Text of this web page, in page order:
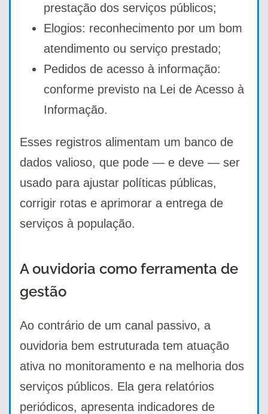
prestação dos serviços públicos;
Elogios: reconhecimento por um bom
atendimento ou serviço prestado;
Pedidos de acesso à informação:
conforme previsto na Lei de Acesso à
Informação.
Esses registros alimentam um banco de
dados valioso, que pode — e deve — ser
usado para ajustar políticas públicas,
corrigir rotas e aprimorar a entrega de
serviços à população.
A ouvidoria como ferramenta de
gestão
Ao contrário de um canal passivo, a
ouvidoria bem estruturada tem atuação
ativa no monitoramento e na melhoria dos
serviços públicos. Ela gera relatórios
periódicos, apresenta indicadores de